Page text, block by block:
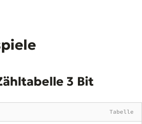
3 Bit
Tabelle